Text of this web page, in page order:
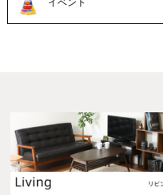
イベント